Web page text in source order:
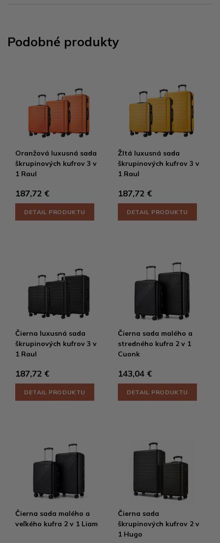
Podobné produkty
Oranžová luxusná sada
škrupinových kufrov 3 v
1 Raul
187,72 €
DETAIL PRODUKTU
Žltá luxusná sada
škrupinových kufrov 3 v
1 Raul
187,72 €
DETAIL PRODUKTU
Čierna luxusná sada
škrupinových kufrov 3 v
1 Raul
187,72 €
DETAIL PRODUKTU
Čierna sada malého a
stredného kufra 2 v 1
Cuonk
143,04 €
DETAIL PRODUKTU
Čierna sada malého a
veľkého kufra 2 v 1 Liam
Čierna sada
škrupinových kufrov 2 v
1 Hugo